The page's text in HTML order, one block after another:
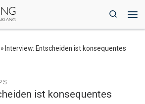
Search
» Interview: Entscheiden ist konsequentes
ist konsequentes